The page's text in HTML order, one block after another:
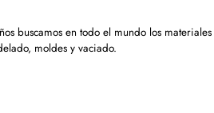
buscamos en todo el mundo los
moldes y vaciado.